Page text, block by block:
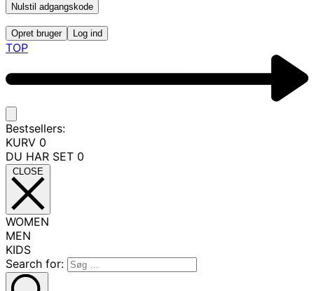
Nulstil adgangskode
Opret bruger Log ind
TOP
Bestsellers:
KURV 0
DU HAR SET 0
CLOSE
WOMEN
MEN
KIDS
Search for: